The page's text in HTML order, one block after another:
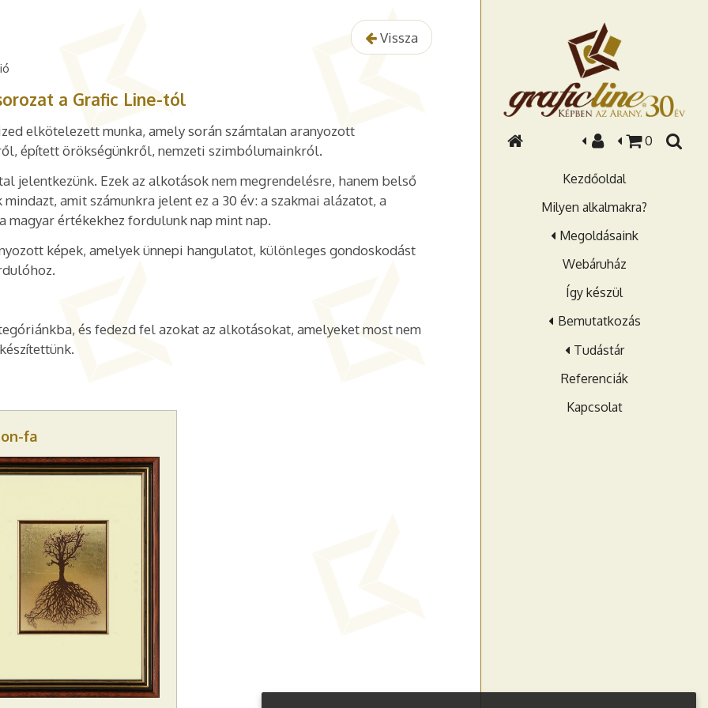
0
Kezdőoldal
Milyen alkalmakra?
Megoldásaink
Webáruház
Így készül
Bemutatkozás
Tudástár
Referenciák
Kapcsolat
Vissza
a Grafic Line-tól
elkötelezett munka, amely során számtalan aranyozott
épített örökségünkről, nemzeti szimbólumainkról.
jelentkezünk. Ezek az alkotások nem megrendelésre, hanem belső
amit számunkra jelent ez a 30 év: a szakmai alázatot, a
értékekhez fordulunk nap mint nap.
képek, amelyek ünnepi hangulatot, különleges gondoskodást
és fedezd fel azokat az alkotásokat, amelyeket most nem
fa